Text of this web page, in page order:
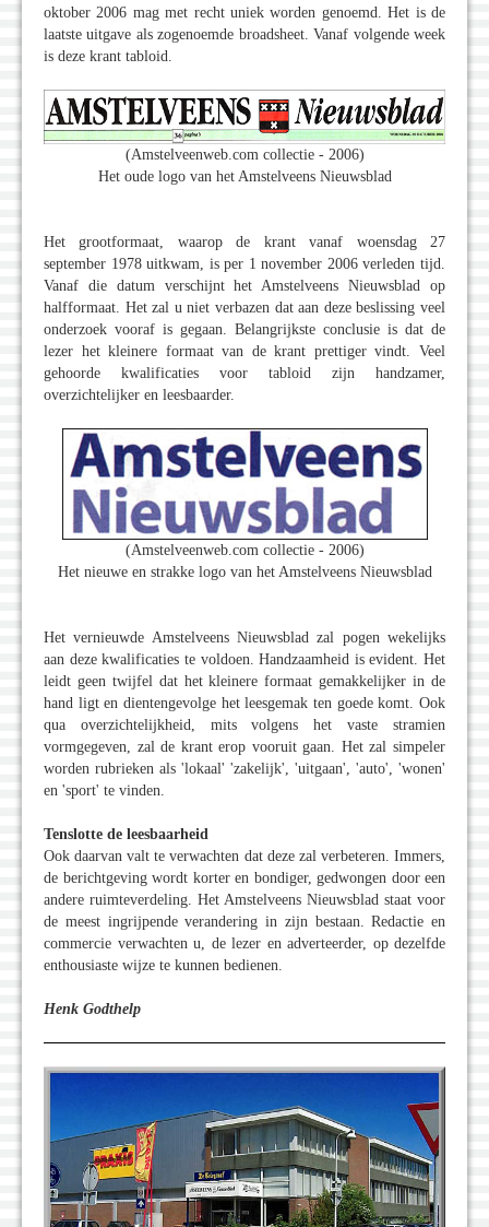
oktober 2006 mag met recht uniek worden genoemd. Het is de
laatste uitgave als zogenoemde broadsheet. Vanaf volgende week
is deze krant tabloid.
(Amstelveenweb.com collectie - 2006)
Het oude logo van het Amstelveens Nieuwsblad
Het grootformaat, waarop de krant vanaf woensdag 27
september 1978 uitkwam, is per 1 november 2006 verleden tijd.
Vanaf die datum verschijnt het Amstelveens Nieuwsblad op
halfformaat. Het zal u niet verbazen dat aan deze beslissing veel
onderzoek vooraf is gegaan. Belangrijkste conclusie is dat de
lezer het kleinere formaat van de krant prettiger vindt. Veel
gehoorde kwalificaties voor tabloid zijn handzamer,
overzichtelijker en leesbaarder.
(Amstelveenweb.com collectie - 2006)
Het nieuwe en strakke logo van het Amstelveens Nieuwsblad
Het vernieuwde Amstelveens Nieuwsblad zal pogen wekelijks
aan deze kwalificaties te voldoen. Handzaamheid is evident. Het
leidt geen twijfel dat het kleinere formaat gemakkelijker in de
hand ligt en dientengevolge het leesgemak ten goede komt. Ook
qua overzichtelijkheid, mits volgens het vaste stramien
vormgegeven, zal de krant erop vooruit gaan. Het zal simpeler
worden rubrieken als 'lokaal' 'zakelijk', 'uitgaan', 'auto', 'wonen'
en 'sport' te vinden.
Tenslotte de leesbaarheid
Ook daarvan valt te verwachten dat deze zal verbeteren. Immers,
de berichtgeving wordt korter en bondiger, gedwongen door een
andere ruimteverdeling. Het Amstelveens Nieuwsblad staat voor
de meest ingrijpende verandering in zijn bestaan. Redactie en
commercie verwachten u, de lezer en adverteerder, op dezelfde
enthousiaste wijze te kunnen bedienen.
Henk Godthelp